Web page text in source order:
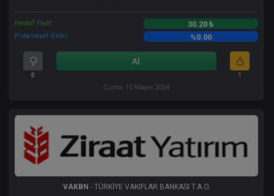
Hedef Fiyat 30.20 ₺
Potansiyel Getiri %0.00
0
Al
1
Cuma, 10 Mayıs 2024
VAKBN - TÜRKİYE VAKIFLAR BANKASI T.A.O.